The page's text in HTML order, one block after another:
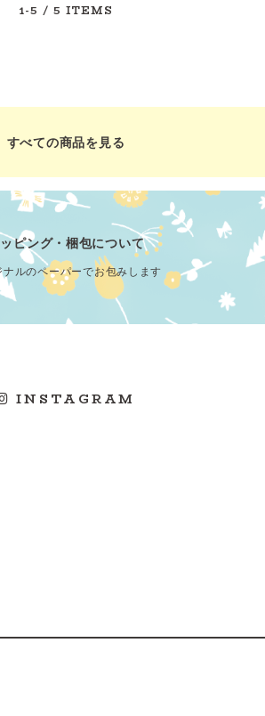
1-5 / 5 ITEMS
すべての商品を見る
ピング・梱包について
ナルのペーパーでお包みします
INSTAGRAM